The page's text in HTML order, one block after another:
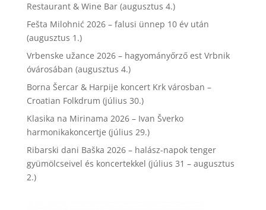
Restaurant & Wine Bar (augusztus 4.)
Fešta Milohnić 2026 – falusi ünnep 10 év után
(augusztus 1.)
Vrbenske užance 2026 – hagyományőrző est Vrbnik
óvárosában (augusztus 4.)
Borna Šercar & Harpije koncert Krk városban –
Croatian Folkdrum (július 30.)
Klasika na Mirinama 2026 – Ivan Šverko
harmonikakoncertje (július 29.)
Ribarski dani Baška 2026 – halász-napok tenger
gyümölcseivel és koncertekkel (július 31 – augusztus
2.)